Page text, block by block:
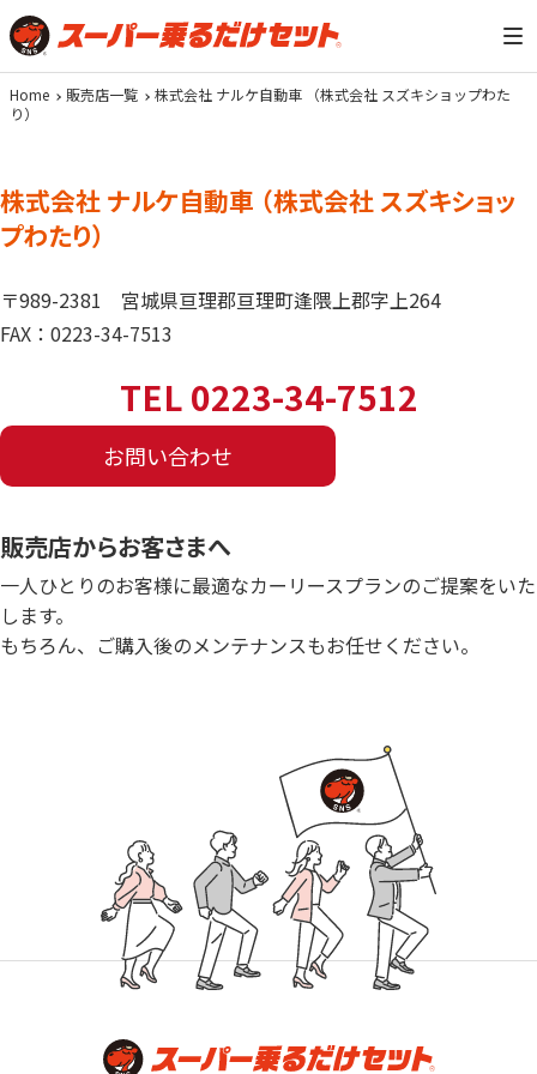
Home 販売店一覧
株式会社 ナルケ自動車 （株式会社 スズキショップわた
り）
株式会社 ナルケ自動車 （株式会社 スズキショッ
プわたり）
〒989-2381
宮城県亘理郡亘理町逢隈上郡字上264
FAX：0223-34-7513
TEL 0223-34-7512
お問い合わせ
販売店からお客さまへ
一人ひとりのお客様に最適なカーリースプランのご提案をいた
します。
もちろん、ご購入後のメンテナンスもお任せください。